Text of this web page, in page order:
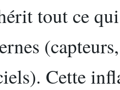
tout ce
Cette